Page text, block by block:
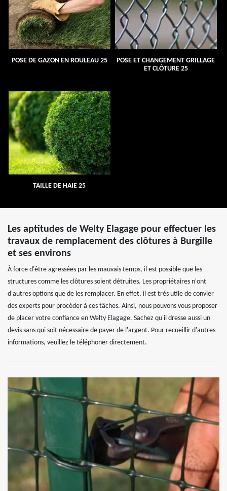
POSE DE GAZON EN ROULEAU 25
POSE ET CHANGEMENT GRILLAGE
ET CLÔTURE 25
TAILLE DE HAIE 25
Les aptitudes de Welty Elagage pour effectuer les
travaux de remplacement des clôtures à Burgille
et ses environs
À force d'être agressées par les mauvais temps, il est possible que les
structures comme les clôtures soient détruites. Les propriétaires n'ont
d'autres options que de les remplacer. En effet, il est très utile de convier
des experts pour procéder à ces tâches. Ainsi, nous pouvons vous proposer
de placer votre confiance en Welty Elagage. Sachez qu'il dresse aussi un
devis sans qui soit nécessaire de payer de l'argent. Pour recueillir d'autres
informations, veuillez le téléphoner directement.